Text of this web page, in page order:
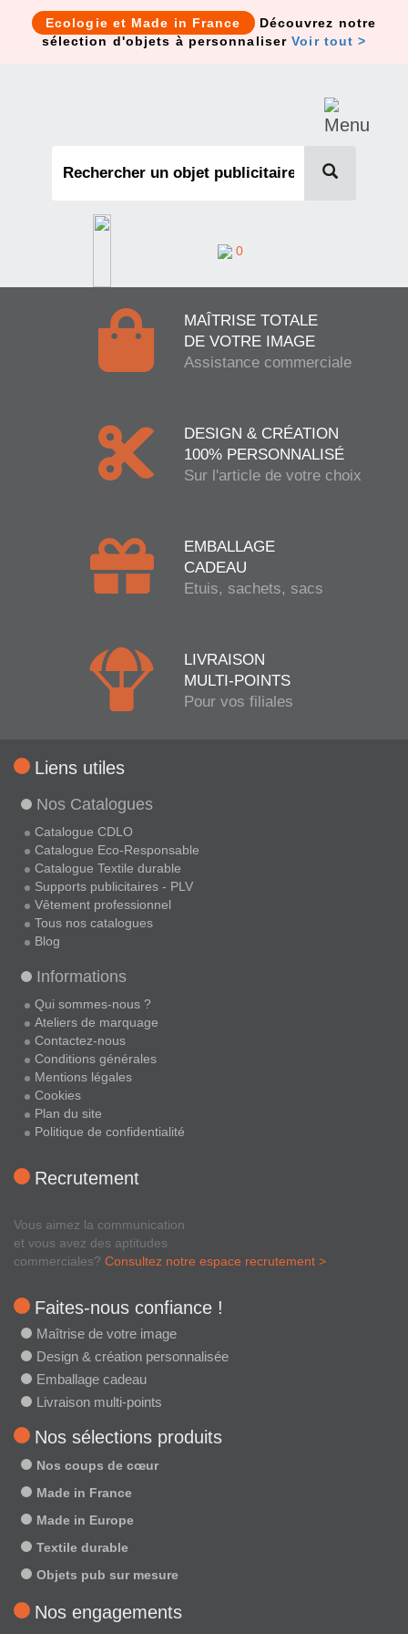
Ecologie et Made in France
Découvrez notre
sélection d'objets à personnaliserVoir tout >
0
MAÎTRISE TOTALE
DE VOTRE IMAGE
Assistance commerciale
DESIGN & CRÉATION
100% PERSONNALISÉ
Sur l'article de votre choix
EMBALLAGE
CADEAU
Etuis, sachets, sacs
LIVRAISON
MULTI-POINTS
Pour vos filiales
Liens utiles
Nos Catalogues
Catalogue CDLO
Catalogue Eco-Responsable
Catalogue Textile durable
Supports publicitaires - PLV
Vêtement professionnel
Tous nos catalogues
Blog
Informations
Qui sommes-nous ?
Ateliers de marquage
Contactez-nous
Conditions générales
Mentions légales
Cookies
Plan du site
Politique de confidentialité
Recrutement
Vous aimez la communication
et vous avez des aptitudes
commerciales? Consultez notre espace recrutement >
Faites-nous confiance !
Maîtrise de votre image
Design & création personnalisée
Emballage cadeau
Livraison multi-points
Nos sélections produits
Nos coups de cœur
Made in France
Made in Europe
Textile durable
Objets pub sur mesure
Nos engagements
Cookies management panel